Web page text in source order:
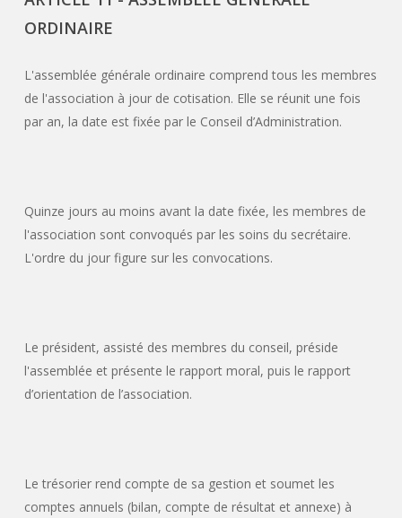
ORDINAIRE
L'assemblée générale ordinaire comprend tous les membres
de l'association à jour de cotisation. Elle se réunit une fois
par an, la date est fixée par le Conseil d’Administration.
Quinze jours au moins avant la date fixée, les membres de
l'association sont convoqués par les soins du secrétaire.
L'ordre du jour figure sur les convocations.
Le président, assisté des membres du conseil, préside
l'assemblée et présente le rapport moral, puis le rapport
d’orientation de l’association.
Le trésorier rend compte de sa gestion et soumet les
comptes annuels (bilan, compte de résultat et annexe) à